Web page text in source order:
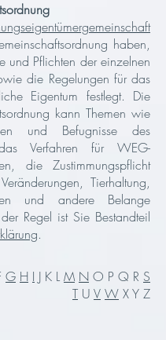
haben,
und Pflichten der einzelnen
die Regelungen für das
Eigentum festlegt. Die
kann Themen wie
und Befugnisse des
Verfahren für WEG-
die Zustimmungspflicht
Tierhaltung,
und andere Belange
Regel ist Sie Bestandteil
.
G H I J K L M N O P Q R S
T U V W X Y Z